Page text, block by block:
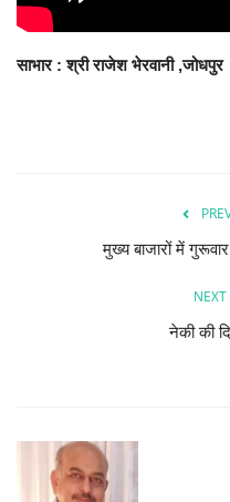
साभार : श्री राजेश भेरवानी ,जोधपुर
मुख्य बाजारों में गुरूवार
NEXT
नेकी की